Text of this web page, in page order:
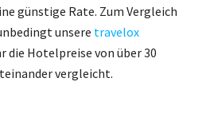
günstige Rate. Zum Vergleich
unsere travelox
die Hotelpreise von über 30
vergleicht.